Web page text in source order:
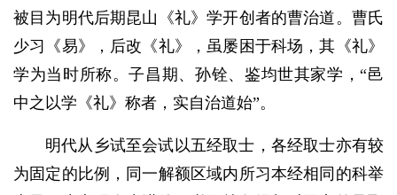
被目为明代后期昆山《礼》学开创者的曹治道。曹氏
少习《易》，后改《礼》，虽屡困于科场，其《礼》
学为当时所称。子昌期、孙铨、鉴均世其家学，“邑
中之以学《礼》称者，实自治道始”。
明代从乡试至会试以五经取士，各经取士亦有较
为固定的比例，同一解额区域内所习本经相同的科举